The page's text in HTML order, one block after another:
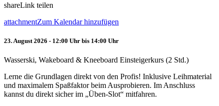
shareLink teilen
attachmentZum Kalendar hinzufügen
23. August 2026 - 12:00 Uhr bis 14:00 Uhr
Wasserski, Wakeboard & Kneeboard Einsteigerkurs (2 Std.)
Lerne die Grundlagen direkt von den Profis! Inklusive Leihmaterial
und maximalem Spaßfaktor beim Ausprobieren. Im Anschluss
kannst du direkt sicher im „Üben-Slot“ mitfahren.